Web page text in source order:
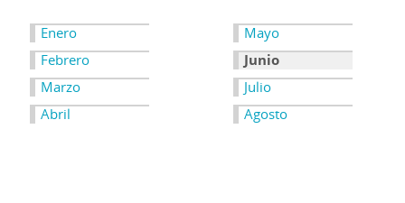
Enero
Febrero
Marzo
Abril
Mayo
Junio
Julio
Agosto